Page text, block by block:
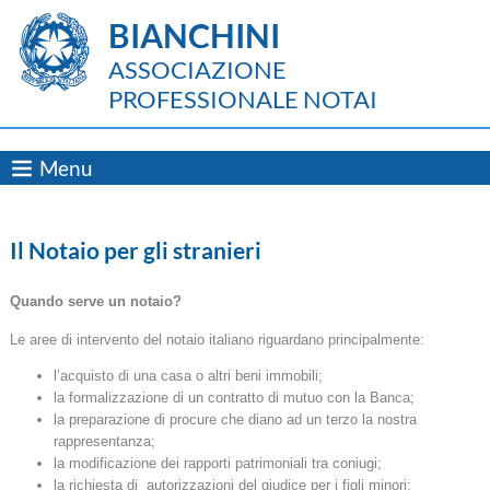
BIANCHINI
ASSOCIAZIONE
PROFESSIONALE NOTAI
Menu
Il Notaio per gli stranieri
Quando serve un notaio?
Le aree di intervento del notaio italiano riguardano principalmente:
l’acquisto di una casa o altri beni immobili;
la formalizzazione di un contratto di mutuo con la Banca;
la preparazione di procure che diano ad un terzo la nostra
rappresentanza;
la modificazione dei rapporti patrimoniali tra coniugi;
la richiesta di autorizzazioni del giudice per i figli minori;